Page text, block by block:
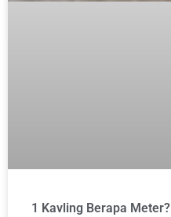
1 Kavling Berapa Meter?